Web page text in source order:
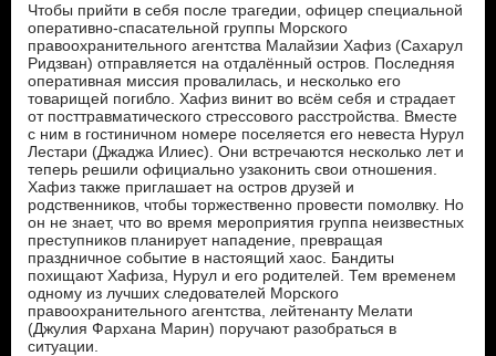
Чтобы прийти в себя после трагедии, офицер специальной
оперативно-спасательной группы Морского
правоохранительного агентства Малайзии Хафиз (Сахарул
Ридзван) отправляется на отдалённый остров. Последняя
оперативная миссия провалилась, и несколько его
товарищей погибло. Хафиз винит во всём себя и страдает
от посттравматического стрессового расстройства. Вместе
с ним в гостиничном номере поселяется его невеста Нурул
Лестари (Джаджа Илиес). Они встречаются несколько лет и
теперь решили официально узаконить свои отношения.
Хафиз также приглашает на остров друзей и
родственников, чтобы торжественно провести помолвку. Но
он не знает, что во время мероприятия группа неизвестных
преступников планирует нападение, превращая
праздничное событие в настоящий хаос. Бандиты
похищают Хафиза, Нурул и его родителей. Тем временем
одному из лучших следователей Морского
правоохранительного агентства, лейтенанту Мелати
(Джулия Фархана Марин) поручают разобраться в
ситуации.